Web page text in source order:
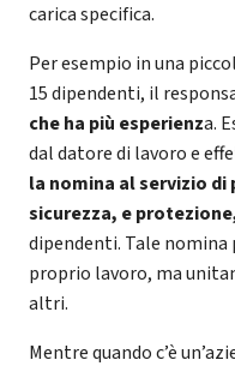
carica specifica.
Per esempio in una
15 dipendenti, il
che ha più esperienza.
dal datore di lavoro e
la nomina al servizio di
sicurezza, e
dipendenti. Tale
proprio lavoro, ma
altri.
Mentre quando c’è